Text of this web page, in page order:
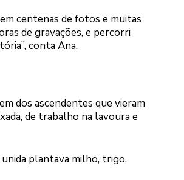
centenas de fotos e muitas
de gravações, e percorri
conta Ana.
dos ascendentes que vieram
de trabalho na lavoura e
unida plantava milho, trigo,